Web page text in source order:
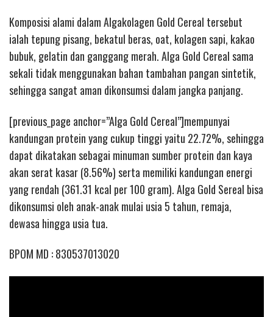
Komposisi alami dalam Algakolagen Gold Cereal tersebut
ialah tepung pisang, bekatul beras, oat, kolagen sapi, kakao
bubuk, gelatin dan ganggang merah. Alga Gold Cereal sama
sekali tidak menggunakan bahan tambahan pangan sintetik,
sehingga sangat aman dikonsumsi dalam jangka panjang.
[previous_page anchor=”Alga Gold Cereal”]mempunyai
kandungan protein yang cukup tinggi yaitu 22.72%, sehingga
dapat dikatakan sebagai minuman sumber protein dan kaya
akan serat kasar (8.56%) serta memiliki kandungan energi
yang rendah (361.31 kcal per 100 gram). Alga Gold Sereal bisa
dikonsumsi oleh anak-anak mulai usia 5 tahun, remaja,
dewasa hingga usia tua.
BPOM MD : 830537013020